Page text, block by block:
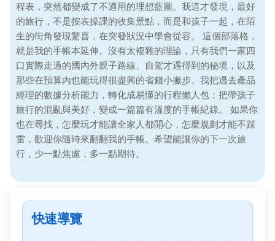
程表，突然都變成了不適用的理想藍圖。我這才發現，最好
的旅行，不是按表操課的收集景點，而是和孩子一起，在陌
生的街角發現驚喜，在突發狀況中學會從容。 這個部落格，
就是我的手帳本延伸。沒有太複雜的理論，只有我們一家四
口實際走過的國內外親子路線、自駕才遇得到的秘境，以及
那些在預算內也能玩得很盡興的省錢小撇步。我把過去產品
經理的數據分析能力，轉化成易懂的行程懶人包；把帶孩子
旅行的混亂與美好，變成一篇篇有溫度的手帳紀錄。 如果你
也在尋找，怎麼玩才能讓全家人都開心，怎麼規劃才能不踩
雷，歡迎你隨時來翻翻我的手帳。希望能讓你的下一次旅
行，少一點焦慮，多一點期待。
快速導覽